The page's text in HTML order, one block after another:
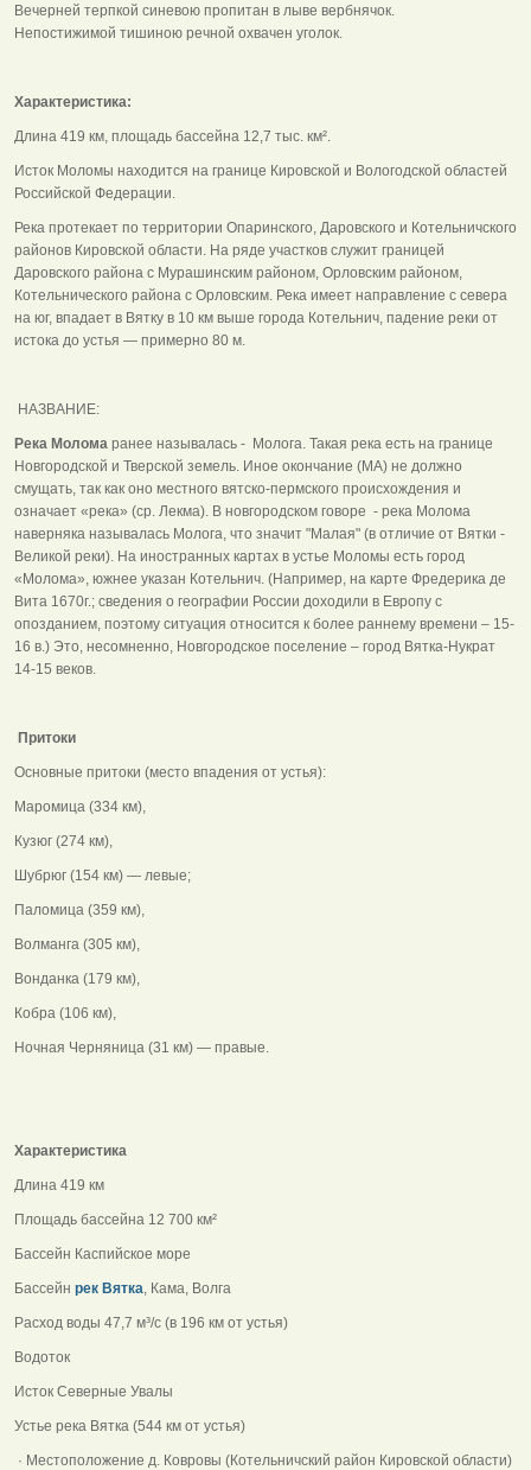
Вечерней терпкой синевою пропитан в лыве вербнячок.
Непостижимой тишиною речной охвачен уголок.
Характеристика:
Длина 419 км, площадь бассейна 12,7 тыс. км².
Исток Моломы находится на границе Кировской и Вологодской областей
Российской Федерации.
Река протекает по территории Опаринского, Даровского и Котельничского
районов Кировской области. На ряде участков служит границей
Даровского района с Мурашинским районом, Орловским районом,
Котельнического района с Орловским. Река имеет направление с севера
на юг, впадает в Вятку в 10 км выше города Котельнич, падение реки от
истока до устья — примерно 80 м.
НАЗВАНИЕ:
Река Молома ранее называлась - Молога. Такая река есть на границе
Новгородской и Тверской земель. Иное окончание (МА) не должно
смущать, так как оно местного вятско-пермского происхождения и
означает «река» (ср. Лекма). В новгородском говоре - река Молома
наверняка называлась Молога, что значит "Малая" (в отличие от Вятки -
Великой реки). На иностранных картах в устье Моломы есть город
«Молома», южнее указан Котельнич. (Например, на карте Фредерика де
Вита 1670г.; сведения о географии России доходили в Европу с
опозданием, поэтому ситуация относится к более раннему времени – 15-
16 в.) Это, несомненно, Новгородское поселение – город Вятка-Нукрат
14-15 веков.
Притоки
Основные притоки (место впадения от устья):
Маромица (334 км),
Кузюг (274 км),
Шубрюг (154 км) — левые;
Паломица (359 км),
Волманга (305 км),
Вонданка (179 км),
Кобра (106 км),
Ночная Черняница (31 км) — правые.
Характеристика
Длина 419 км
Площадь бассейна 12 700 км²
Бассейн Каспийское море
Бассейн рек Вятка, Кама, Волга
Расход воды 47,7 м³/с (в 196 км от устья)
Водоток
Исток Северные Увалы
Устье река Вятка (544 км от устья)
· Местоположение д. Ковровы (Котельничский район Кировской области)